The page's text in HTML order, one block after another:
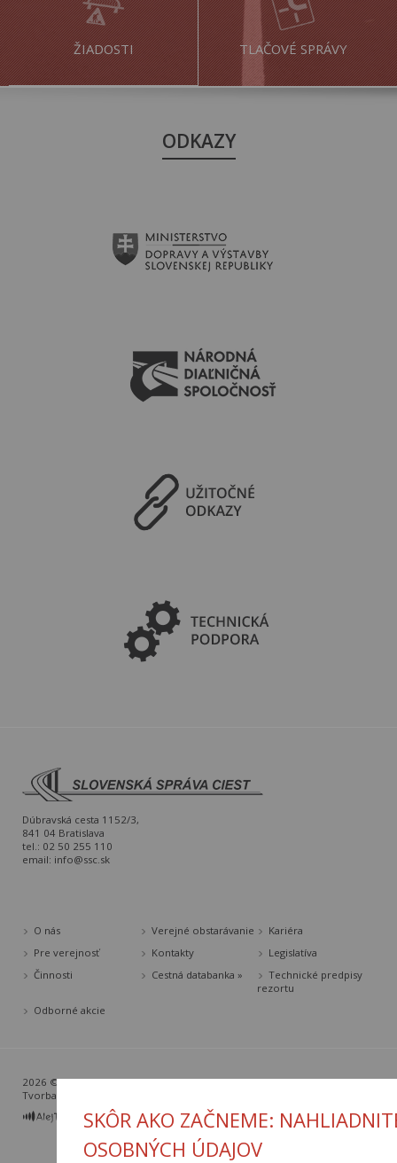
SKÔR AKO ZAČNEME:
OSOBNÝCH ÚDAJOV
ŽIADOSTI TLAČOVÉ SPRÁVY
ODKAZY
Dúbravská cesta 1152/3,
841 04 Bratislava
tel.: 02 50 255 110
email: info@ssc.sk
O nás Verejné obstarávanie
Kariéra
Pre verejnosť
Kontakty
Legislatíva
Činnosti
Cestná databanka »
Technické predpisy
rezortu
Odborné akcie
2026 © Slovenská správa ciest |Nastavenia cookies
Tvorba web stránok